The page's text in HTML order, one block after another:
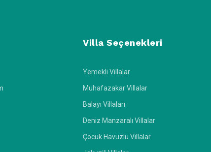
jakuzili evlerde bu endişeleriniz giderilir ve size
koşullarına sahiptir. Rahatlamanız için geleneksel bir
Villa Seçenekleri
Yemekli Villalar
Muhafazakar Villalar
Balayı Villaları
Deniz Manzaralı Villalar
Çocuk Havuzlu Villalar